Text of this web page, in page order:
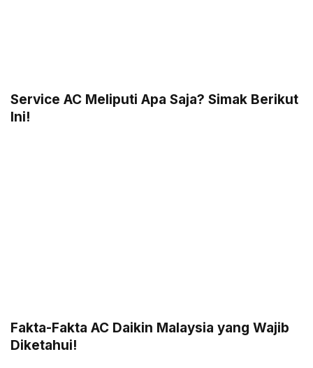
Service AC Meliputi Apa Saja? Simak Berikut
Ini!
Fakta-Fakta AC Daikin Malaysia yang Wajib
Diketahui!